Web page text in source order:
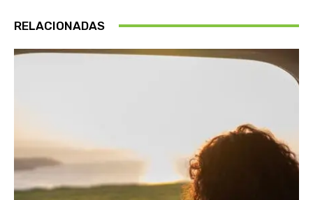
RELACIONADAS